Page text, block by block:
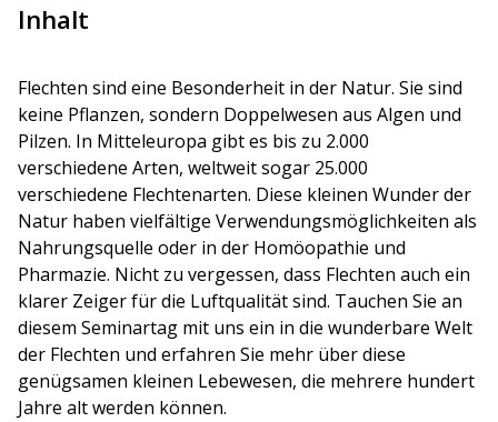
Inhalt
Flechten sind eine Besonderheit in der Natur. Sie sind
keine Pflanzen, sondern Doppelwesen aus Algen und
Pilzen. In Mitteleuropa gibt es bis zu 2.000
verschiedene Arten, weltweit sogar 25.000
verschiedene Flechtenarten. Diese kleinen Wunder der
Natur haben vielfältige Verwendungsmöglichkeiten als
Nahrungsquelle oder in der Homöopathie und
Pharmazie. Nicht zu vergessen, dass Flechten auch ein
klarer Zeiger für die Luftqualität sind. Tauchen Sie an
diesem Seminartag mit uns ein in die wunderbare Welt
der Flechten und erfahren Sie mehr über diese
genügsamen kleinen Lebewesen, die mehrere hundert
Jahre alt werden können.